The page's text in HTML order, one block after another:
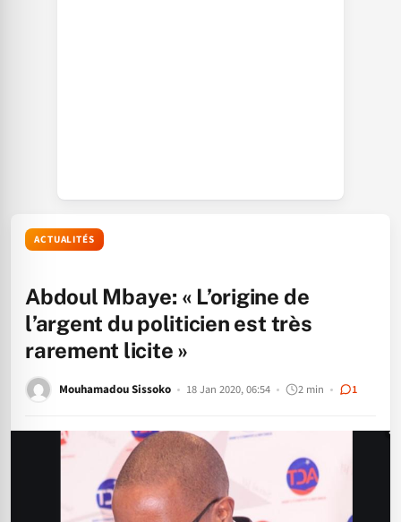
ACTUALITÉS
Abdoul Mbaye: « L’origine de
l’argent du politicien est très
rarement licite »
Mouhamadou Sissoko 18 Jan 2020, 06:54 2 min 1